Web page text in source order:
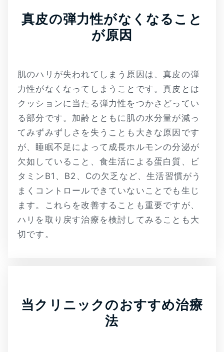
真皮の弾力性がなくなること
が原因
肌のハリが失われてしまう原因は、真皮の弾
力性がなくなってしまうことです。真皮とは
クッションに当たる弾力性をつかさどってい
る部分です。加齢とともに肌の水分量が減っ
てみずみずしさを失うことも大きな原因です
が、睡眠不足によって成長ホルモンの分泌が
欠如していること、食生活による蛋白質、ビ
タミンB1、B2、Cの欠乏など、生活習慣がう
まくコントロールできていないことでも生じ
ます。これらを改善することも重要ですが、
ハリを取り戻す治療を検討してみることも大
切です。
当クリニックのおすすめ治療
法